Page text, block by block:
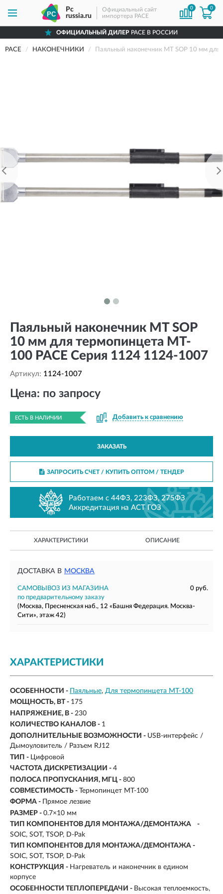
Pc
russia.ru
Официальный сайт
импортера PACE
0 0
ОФИЦИАЛЬНЫЙ ДИЛЕРPACE В РОССИИ
PACE НАКОНЕЧНИКИ Паяльный наконечник MT SOP 10 мм
Паяльный наконечник MT SOP
10 мм для термопинцета MT-
100 PACE Серия 1124 1124-1007
Артикул: 1124-1007
Цена: по запросу
ЕСТЬ В НАЛИЧИИ Добавить к сравнению
ЗАКАЗАТЬ
ЗАПРОСИТЬ СЧЕТ / КУПИТЬ ОПТОМ/ ТЕНДЕР
Работаем с 44ФЗ, 223ФЗ, 275ФЗ
Аккредитация на АСТ ГОЗ
ХАРАКТЕРИСТИКИ ОПИСАНИЕ
ДОСТАВКА В МОСКВА
САМОВЫВОЗ ИЗ МАГАЗИНА
0 руб.
по предварительному заказу
(Москва, Пресненская наб., 12 «Башня Федерация. Москва-
Сити», этаж 42)
ХАРАКТЕРИСТИКИ
ОСОБЕННОСТИ - Паяльные Для термопинцета MT-100
МОЩНОСТЬ, ВТ - 175
НАПРЯЖЕНИЕ, В - 230
КОЛИЧЕСТВО КАНАЛОВ - 1
ДОПОЛНИТЕЛЬНЫЕ ВОЗМОЖНОСТИ - USB-интерфейс /
Дымоуловитель / Разъем RJ12
ТИП - Цифровой
ЧАСТОТА ДИСКРЕТИЗАЦИИ - 4
ПОЛОСА ПРОПУСКАНИЯ, МГЦ - 800
СОВМЕСТИМОСТЬ - Термопинцет MT-100
ФОРМА - Прямое лезвие
РАЗМЕР - 0.7×10 мм
ТИП КОМПОНЕНТОВ ДЛЯ МОНТАЖА/ДЕМОНТАЖА -
SOIC, SOT, TSOP, D-Pak
ТИП КОМПОНЕНТОВ ДЛЯ МОНТАЖА/ДЕМОНТАЖА -
SOIC, SOT, TSOP, D-Pak
КОНСТРУКЦИЯ - Нагреватель и наконечник в едином
корпусе
ОСОБЕННОСТИ ТЕПЛОПЕРЕДАЧИ - Высокая теплоемкость,